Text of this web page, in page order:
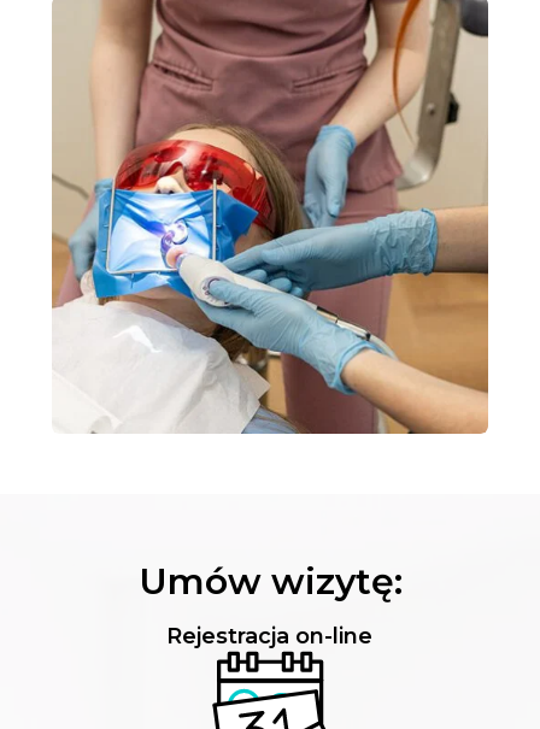
Umów wizytę:
Rejestracja on-line